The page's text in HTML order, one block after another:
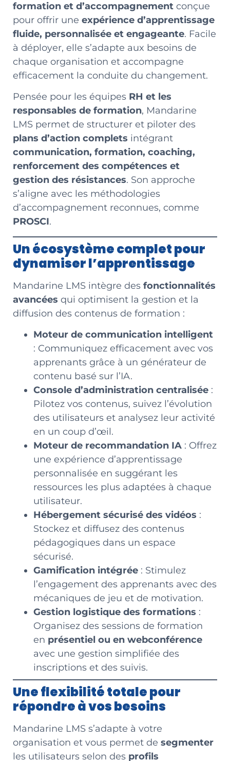
formation et d’accompagnement conçue
pour offrir une expérience d’apprentissage
fluide, personnalisée et engageante. Facile
à déployer, elle s’adapte aux besoins de
chaque organisation et accompagne
efficacement la conduite du changement.
Pensée pour les équipes RH et les
responsables de formation, Mandarine
LMS permet de structurer et piloter des
plans d’action complets intégrant
communication, formation, coaching,
renforcement des compétences et
gestion des résistances. Son approche
s’aligne avec les méthodologies
d’accompagnement reconnues, comme
PROSCI.
Un écosystème complet pour
dynamiser l’apprentissage
Mandarine LMS intègre des fonctionnalités
avancées qui optimisent la gestion et la
diffusion des contenus de formation :
Moteur de communication intelligent
: Communiquez efficacement avec vos
apprenants grâce à un générateur de
contenu basé sur l’IA.
Console d’administration centralisée :
Pilotez vos contenus, suivez l’évolution
des utilisateurs et analysez leur activité
en un coup d’œil.
Moteur de recommandation IA : Offrez
une expérience d’apprentissage
personnalisée en suggérant les
ressources les plus adaptées à chaque
utilisateur.
Hébergement sécurisé des vidéos :
Stockez et diffusez des contenus
pédagogiques dans un espace
sécurisé.
Gamification intégrée : Stimulez
l’engagement des apprenants avec des
mécaniques de jeu et de motivation.
Gestion logistique des formations :
Organisez des sessions de formation
en présentiel ou en webconférence
avec une gestion simplifiée des
inscriptions et des suivis.
Une flexibilité totale pour
répondre à vos besoins
Mandarine LMS s’adapte à votre
organisation et vous permet de segmenter
les utilisateurs selon des profils